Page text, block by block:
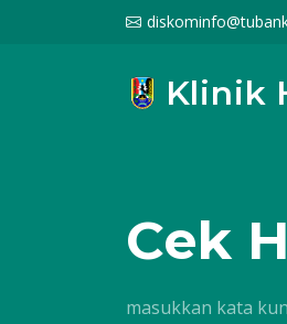
Klinik
Cek
masukkan kata